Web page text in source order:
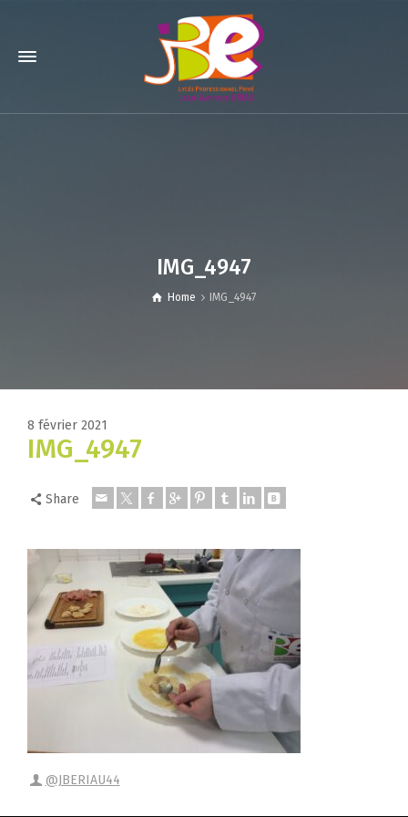
IMG_4947
Home IMG_4947
8 février 2021
IMG_4947
Share
@JBERIAU44